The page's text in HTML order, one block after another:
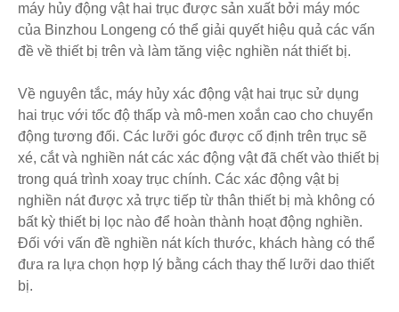
máy hủy động vật hai trục được sản xuất bởi máy móc
của Binzhou Longeng có thể giải quyết hiệu quả các vấn
đề về thiết bị trên và làm tăng việc nghiền nát thiết bị.
Về nguyên tắc, máy hủy xác động vật hai trục sử dụng
hai trục với tốc độ thấp và mô-men xoắn cao cho chuyển
động tương đối. Các lưỡi góc được cố định trên trục sẽ
xé, cắt và nghiền nát các xác động vật đã chết vào thiết bị
trong quá trình xoay trục chính. Các xác động vật bị
nghiền nát được xả trực tiếp từ thân thiết bị mà không có
bất kỳ thiết bị lọc nào để hoàn thành hoạt động nghiền.
Đối với vấn đề nghiền nát kích thước, khách hàng có thể
đưa ra lựa chọn hợp lý bằng cách thay thế lưỡi dao thiết
bị.